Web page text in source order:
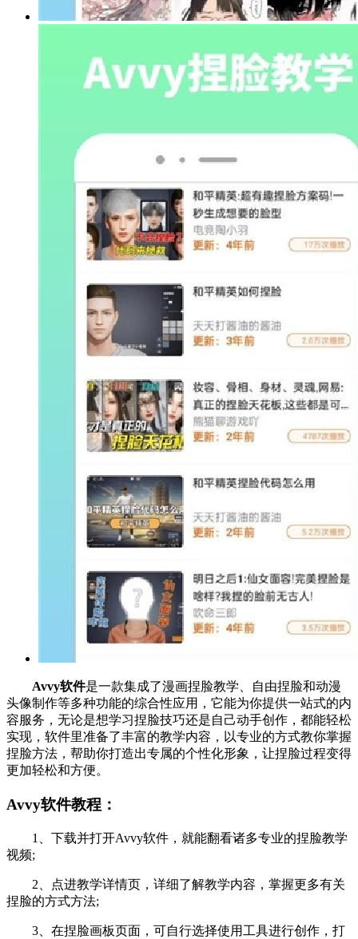
Avvy软件是一款集成了漫画捏脸教学、自由捏脸和动漫
头像制作等多种功能的综合性应用，它能为你提供一站式的内
容服务，无论是想学习捏脸技巧还是自己动手创作，都能轻松
实现，软件里准备了丰富的教学内容，以专业的方式教你掌握
捏脸方法，帮助你打造出专属的个性化形象，让捏脸过程变得
更加轻松和方便。
Avvy软件教程：
1、下载并打开Avvy软件，就能翻看诸多专业的捏脸教学
视频;
2、点进教学详情页，详细了解教学内容，掌握更多有关
捏脸的方式方法;
3、在捏脸画板页面，可自行选择使用工具进行创作，打